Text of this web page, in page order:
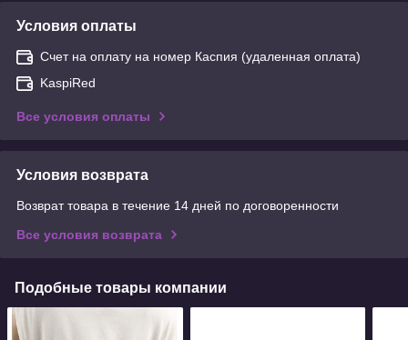
Условия оплаты
Счет на оплату на номер Каспия (удаленная оплата)
KaspiRed
Все условия оплаты
Условия возврата
Возврат товара в течение 14 дней по договоренности
Все условия возврата
Подобные товары компании